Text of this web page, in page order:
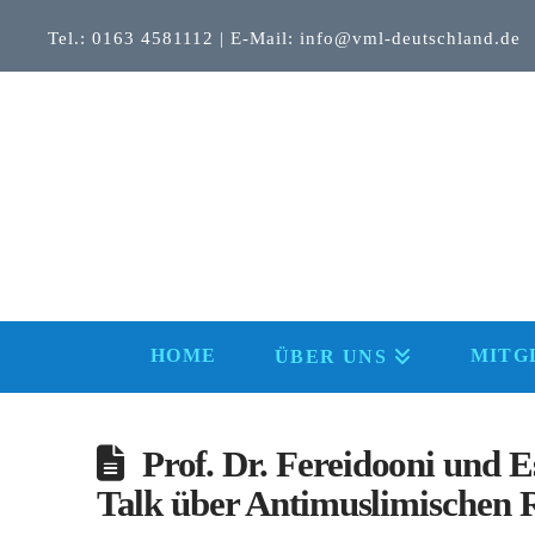
Tel.: 0163 4581112 | E-Mail: info@vml-deutschland.de
HOME ÜBER UNS
Prof. Dr. Fereidooni und
Talk über Antimuslimischen